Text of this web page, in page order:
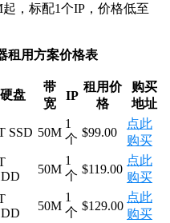
，标配1个IP，价格低至
租用方案价格表
硬盘
带
宽
IP
租用价
格
购买
地址
SSD 50M
1
个 $99.00
点此
购买
50M
1
个 $119.00
点此
购买
50M
1
个 $129.00
点此
购买